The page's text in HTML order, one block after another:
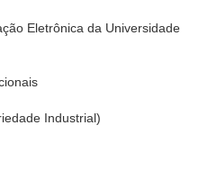
Eletrônica da Universidade
Industrial)